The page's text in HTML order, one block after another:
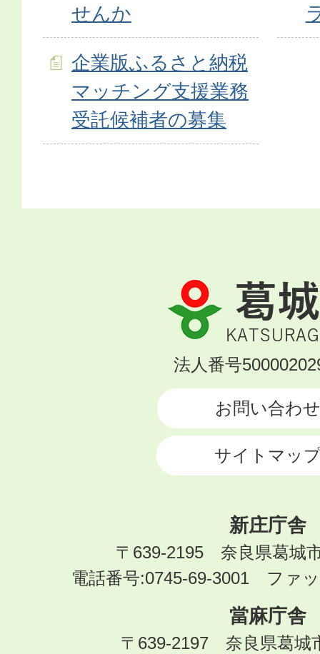
せんか
企業版ふるさと納税
マッチング支援業務
受託候補者の募集
葛
城
市
KATSURAGI
法人番号
お問い合わせ
サイトマッ
新庄庁舎
〒639-2195 奈良県葛城
電話番号:0745-69-3001 ファ
當麻庁舎
〒639-2197 奈良県葛城